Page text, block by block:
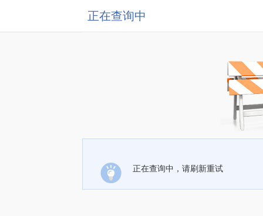
正在查询中
正在查询中，请刷新重试